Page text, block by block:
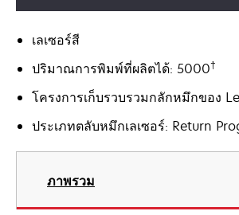
เลเซอร์สี
ปริมาณการพิมพ์ที่ผลิตได้: 5000†
โครงการเก็บรวบรวมกลักหมึกของ
ประเภทตลับหมึกเลเซอร์: Return
ภาพรวม